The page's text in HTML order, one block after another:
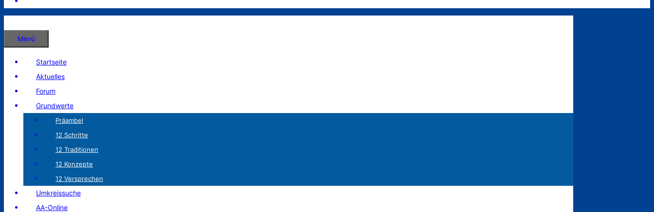
Menü
Startseite
Aktuelles
Forum
Grundwerte
Präambel
12 Schritte
12 Traditionen
12 Konzepte
12 Versprechen
Umkreissuche
AA-Online